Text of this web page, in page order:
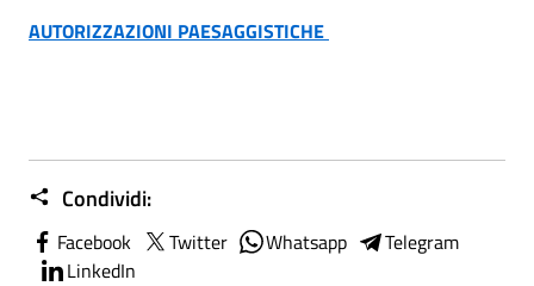
AUTORIZZAZIONI PAESAGGISTICHE
Condividi:
Facebook Twitter Whatsapp
Telegram
LinkedIn